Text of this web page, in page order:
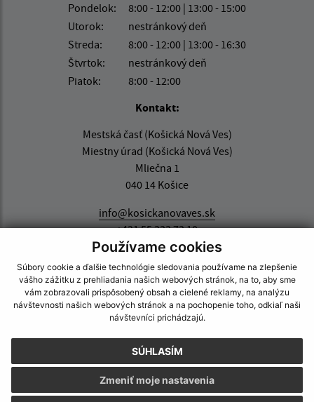
Používame cookies
Súbory cookie a ďalšie technológie sledovania používame na zlepšenie
vášho zážitku z prehliadania našich webových stránok, na to, aby sme
vám zobrazovali prispôsobený obsah a cielené reklamy, na analýzu
návštevnosti našich webových stránok a na pochopenie toho, odkiaľ naši
návštevníci prichádzajú.
SÚHLASÍM
Zmeniť moje nastavenia
Pondelok:
8:00 - 12:00 | 13:00 - 15:00
Utorok:
nestránkový deň
Streda:
8:00 - 12:00 | 13:00 - 16:30
Štvrtok:
nestránkový deň
Piatok:
8:00 - 12:00
Kontakt:
Mestská časť (Košická Nová Ves)
Miestny úrad (Košická Nová Ves)
Mliečna 1
040 14 Košice
info@kosickanovaves.sk
+421 55 333 73 10
IČO: 00 690 996